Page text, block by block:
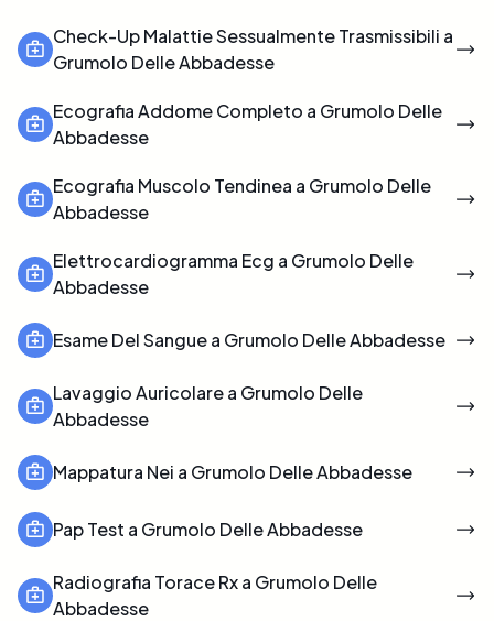
Check-Up Malattie Sessualmente Trasmissibili a
Grumolo Delle Abbadesse
Ecografia Addome Completo a Grumolo Delle
Abbadesse
Ecografia Muscolo Tendinea a Grumolo Delle
Abbadesse
Elettrocardiogramma Ecg a Grumolo Delle
Abbadesse
Esame Del Sangue a Grumolo Delle Abbadesse
Lavaggio Auricolare a Grumolo Delle
Abbadesse
Mappatura Nei a Grumolo Delle Abbadesse
Pap Test a Grumolo Delle Abbadesse
Radiografia Torace Rx a Grumolo Delle
Abbadesse